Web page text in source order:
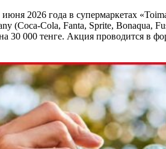
2026 года в супермаркетах
(Coca-Cola, Fanta, Sprite, Bonaqua,
30 000 тенге. Акция проводится в